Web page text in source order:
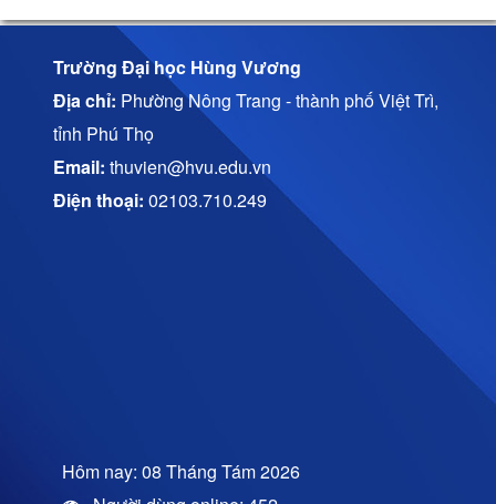
Trường Đại học Hùng Vương
Địa chỉ: Phường Nông Trang - thành phố Việt Trì,
tỉnh Phú Thọ
Email: thuvien@hvu.edu.vn
Điện thoại: 02103.710.249
Hôm nay: 08 Tháng Tám 2026